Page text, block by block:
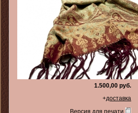
1.500,00 руб.
+доставка
Версия для печати